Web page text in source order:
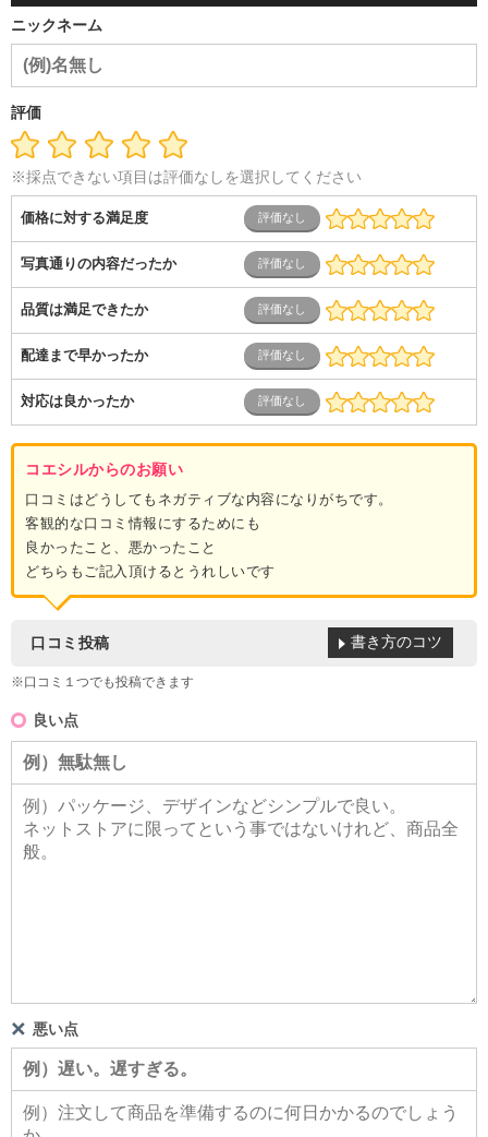
ム開発・SE・インフラ）
導体・制御）
警備・交通・建築・土木技術職
医療・福祉・
介護
その他
ス
士業・コンサルティング 金融・商社
不動産・保険・サ
ービス
専業主婦（夫）
営業
ニックネーム
評価
※採点できない項目は評価なしを選択してください
価格に対する満足度
写真通りの内容だったか
品質は満足できたか
配達まで早かったか
対応は良かったか
コエシルからのお願い
口コミはどうしてもネガティブな内容になりがちです。
客観的な口コミ情報にするためにも
良かったこと、悪かったこと
どちらもご記入頂けるとうれしいです
口コミ投稿
※口コミ１つでも投稿できます
書き方のコツ
良い点
悪い点